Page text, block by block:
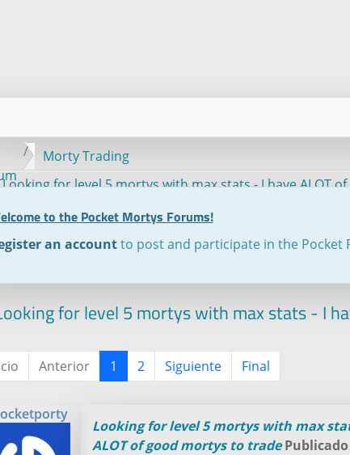
Morty Trading
Looking for level 5 mortys with max stats - I have ALOT
to the Pocket Mortys Forums!
an accountto post and participate in the Pocket
for level 5 mortys with max stats - I
Anterior 1 2 Siguiente Final
Looking for level 5 mortys with max
ALOT of good mortys to trade